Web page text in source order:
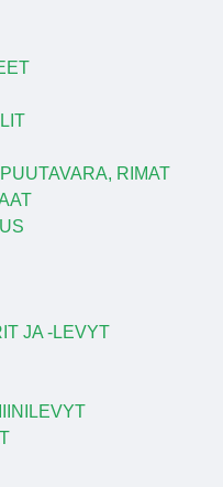
RIMAT
JA -LEVYT